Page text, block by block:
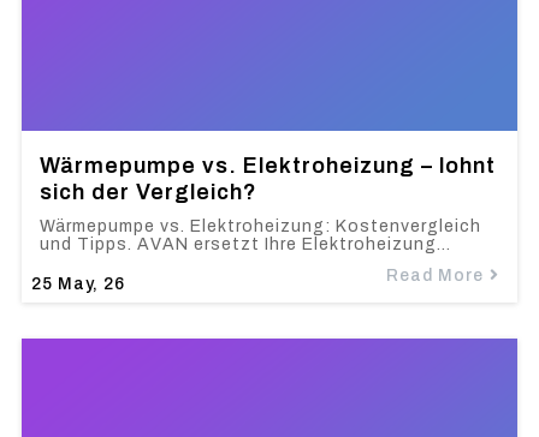
Wärmepumpe vs. Elektroheizung – lohnt
sich der Vergleich?
25 May, 26
Wärmepumpe vs. Elektroheizung: Kostenvergleich
und Tipps. AVAN ersetzt Ihre Elektroheizung…
Read More